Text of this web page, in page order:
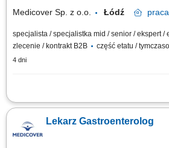
Medicover Sp. z o.o. Łódź praca
specjalista / specjalistka mid / senior / ekspert /
zlecenie / kontrakt B2B
część etatu /
4 dni
Zadania: Opieka kliniczna nad Pacjentem, w
wysokich standardów i procedur medycznych w
Lekarz Gastroenterolog